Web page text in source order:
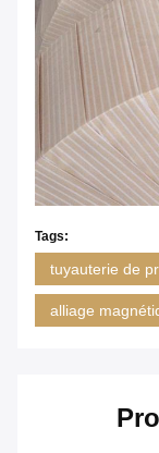
Tags:
tuyauterie de
alliage